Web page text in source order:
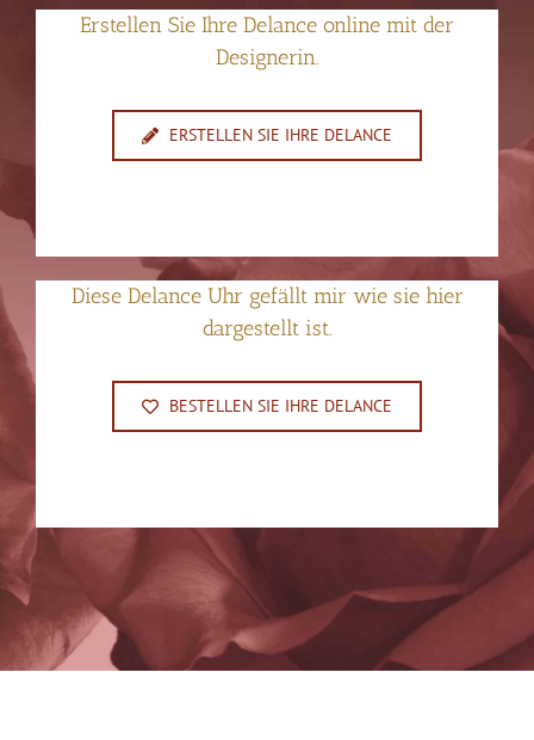
Erstellen Sie Ihre Delance online mit der
Designerin.
ERSTELLEN SIE IHRE DELANCE
Diese Delance Uhr gefällt mir wie sie hier
dargestellt ist.
BESTELLEN SIE IHRE DELANCE